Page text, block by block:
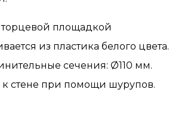
площадкой
из пластика белого цвета.
сечения: Ø110 мм.
к стене при помощи шурупов.